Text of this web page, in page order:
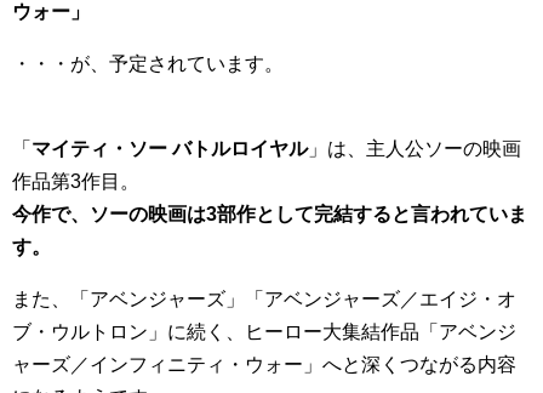
ウォー」
・・・が、予定されています。
「 マイティ・ソー バトルロイヤル」は、主人公ソーの映画
作品第3作目。
今作で、ソーの映画は3部作として完結すると言われていま
す。
また、「アベンジャーズ」「アベンジャーズ／エイジ・オ
ブ・ウルトロン」に続く、ヒーロー大集結作品「アベンジ
ャーズ／インフィニティ・ウォー」へと深くつながる内容